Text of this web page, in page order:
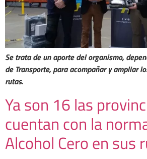
Se trata de un aporte del organismo,
de Transporte, para acompañar y ampliar
rutas.
Ya son 16 las
cuentan con la
Alcohol Cero en sus